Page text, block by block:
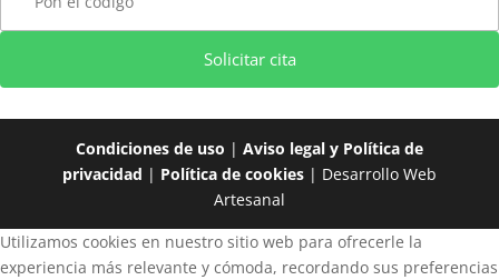
Solicitar cita
Condiciones de uso | Aviso legal y Política de
privacidad | Política de cookies| Desarrollo Web
Artesanal
Utilizamos cookies en nuestro sitio web para ofrecerle la
experiencia más relevante y cómoda, recordando sus preferencias